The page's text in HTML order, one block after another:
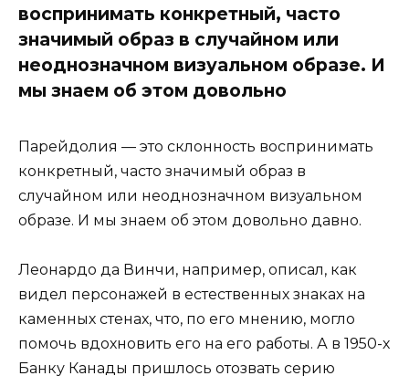
воспринимать конкретный, часто
значимый образ в случайном или
неоднозначном визуальном образе. И
мы знаем об этом довольно
Парейдолия — это склонность воспринимать
конкретный, часто значимый образ в
случайном или неоднозначном визуальном
образе. И мы знаем об этом довольно давно.
Леонардо да Винчи, например, описал, как
видел персонажей в естественных знаках на
каменных стенах, что, по его мнению, могло
помочь вдохновить его на его работы. А в 1950-х
Банку Канады пришлось отозвать серию